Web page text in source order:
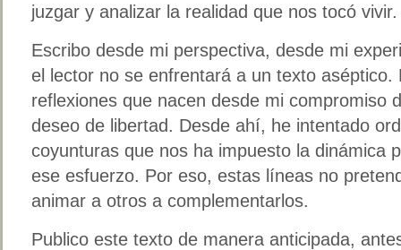
juzgar y analizar la realidad que nos tocó vivir.
Escribo desde mi perspectiva, desde mi
el lector no se enfrentará a un texto aséptico.
reflexiones que nacen desde mi compromiso
deseo de libertad. Desde ahí, he intentado
coyunturas que nos ha impuesto la dinámica
ese esfuerzo. Por eso, estas líneas no
animar a otros a complementarlos.
Publico este texto de manera anticipada,